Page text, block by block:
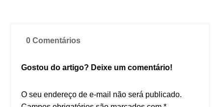
0 Comentários
Gostou do artigo? Deixe um comentário!
O seu endereço de e-mail não será publicado.